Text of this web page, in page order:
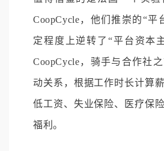
CoopCycle，他们推崇的“平
定程度上逆转了“平台资本
CoopCycle，骑手与合作社
动关系，根据工作时长计算
低工资、失业保险、医疗保
福利。